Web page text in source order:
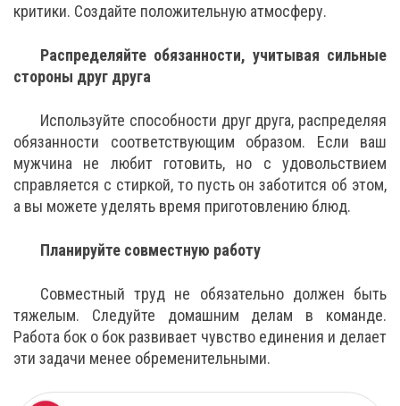
критики. Создайте положительную атмосферу.
Распределяйте обязанности, учитывая сильные
стороны друг друга
Используйте способности друг друга, распределяя
обязанности соответствующим образом. Если ваш
мужчина не любит готовить, но с удовольствием
справляется с стиркой, то пусть он заботится об этом,
а вы можете уделять время приготовлению блюд.
Планируйте совместную работу
Совместный труд не обязательно должен быть
тяжелым. Следуйте домашним делам в команде.
Работа бок о бок развивает чувство единения и делает
эти задачи менее обременительными.